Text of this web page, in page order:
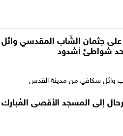
على جثمان الشّاب المقدسي وائل
شواطئ أشدود
وائل سكافي من مدينة القدس
إلى المسجد الأقصى المُبارك